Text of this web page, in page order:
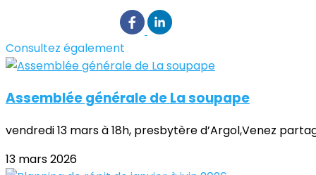
Consultez également
Assemblée générale de La soupape
vendredi 13 mars à 18h, presbytère d’Argol,Venez
13 mars 2026